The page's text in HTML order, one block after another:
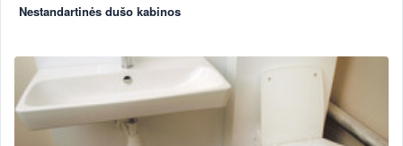
Nestandartinės dušo kabinos